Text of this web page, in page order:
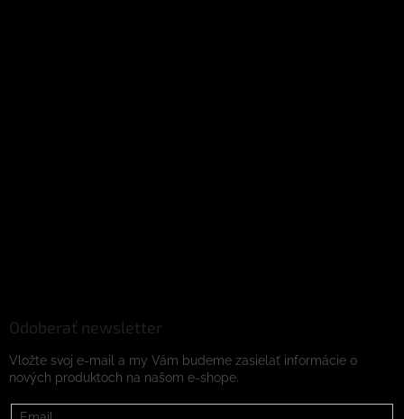
Odoberať newsletter
Vložte svoj e-mail a my Vám budeme zasielať informácie o
nových produktoch na našom e-shope.